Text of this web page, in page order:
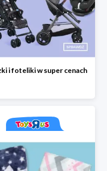
i foteliki w super cenach